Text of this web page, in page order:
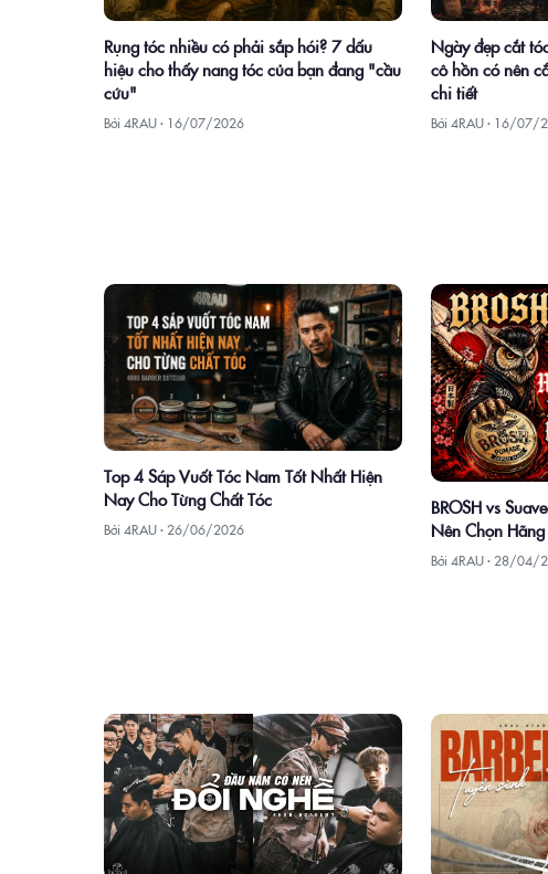
Rụng tóc nhiều có phải sắp hói? 7 dấu
hiệu cho thấy nang tóc của bạn đang "cầu
cứu"
Bởi 4RAU · 16/07/2026
Ngày đẹp cắt
cô hồn có nên
chi tiết
Bởi 4RAU · 16/07/
Top 4 Sáp Vuốt Tóc Nam Tốt Nhất Hiện
Nay Cho Từng Chất Tóc
Bởi 4RAU · 26/06/2026
BROSH vs
Nên Chọn
Bởi 4RAU · 28/04/